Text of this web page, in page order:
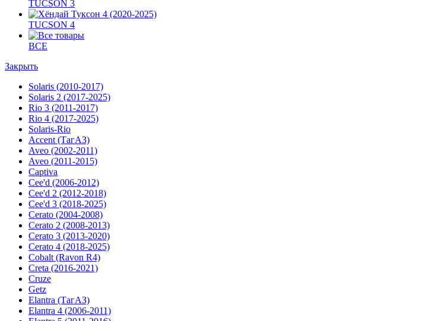
TUCSON 3
TUCSON 4
ВСЕ
Закрыть
Solaris (2010-2017)
Solaris 2 (2017-2025)
Rio 3 (2011-2017)
Rio 4 (2017-2025)
Solaris-Rio
Accent (ТагАЗ)
Aveo (2002-2011)
Aveo (2011-2015)
Captiva
Cee'd (2006-2012)
Cee'd 2 (2012-2018)
Cee'd 3 (2018-2025)
Cerato (2004-2008)
Cerato 2 (2008-2013)
Cerato 3 (2013-2020)
Cerato 4 (2018-2025)
Cobalt (Ravon R4)
Creta (2016-2021)
Cruze
Getz
Elantra (ТагАЗ)
Elantra 4 (2006-2011)